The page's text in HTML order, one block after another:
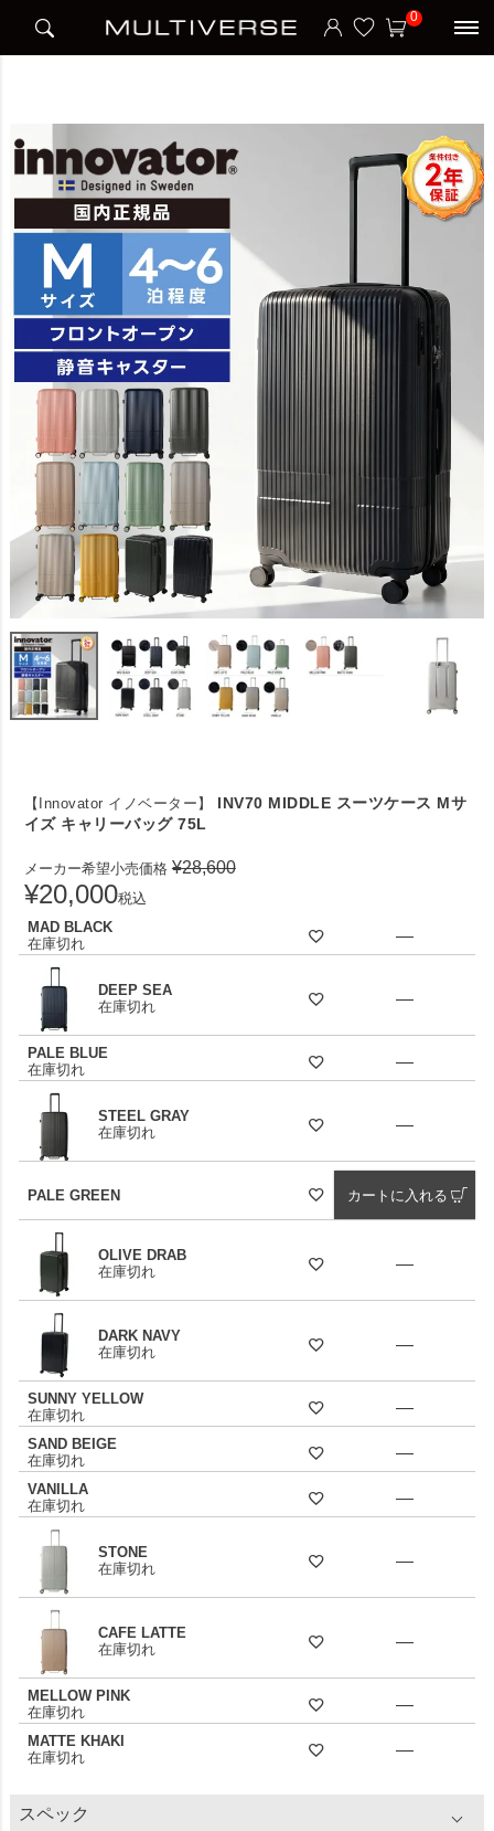
0
INV70 MIDDLE スーツケース Mサイズ キャリーバッグ 75L
【Innovator イノベーター】
INV70 MIDDLE スーツケース Mサ
イズ キャリーバッグ 75L
メーカー希望小売価格 ¥28,600
¥20,000税込
MAD BLACK
在庫切れ
—
DEEP SEA
在庫切れ
—
PALE BLUE
在庫切れ
—
STEEL GRAY
在庫切れ
—
PALE GREEN カートに入れる
OLIVE DRAB
在庫切れ
—
DARK NAVY
在庫切れ
—
SUNNY YELLOW
在庫切れ
—
SAND BEIGE
在庫切れ
—
VANILLA
在庫切れ
—
STONE
在庫切れ
—
CAFE LATTE
在庫切れ
—
MELLOW PINK
在庫切れ
—
MATTE KHAKI
在庫切れ
—
スペック